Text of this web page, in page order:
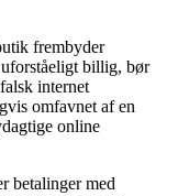
frembyder
billig, bør
internet
omfavnet af en
online
betalinger med